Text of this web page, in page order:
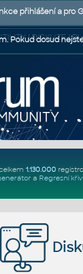
| DISKUZE |
1.130.000
a Regresní
přihlášení a pro
Pokud dosud